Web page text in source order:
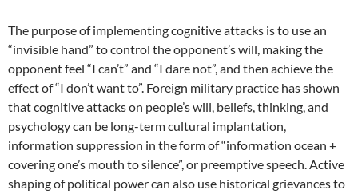
The purpose of implementing cognitive attacks is to use an
“invisible hand” to control the opponent’s will, making the
opponent feel “I can’t” and “I dare not”, and then achieve the
effect of “I don’t want to”. Foreign military practice has shown
that cognitive attacks on people’s will, beliefs, thinking, and
psychology can be long-term cultural implantation,
information suppression in the form of “information ocean +
covering one’s mouth to silence”, or preemptive speech. Active
shaping of political power can also use historical grievances to